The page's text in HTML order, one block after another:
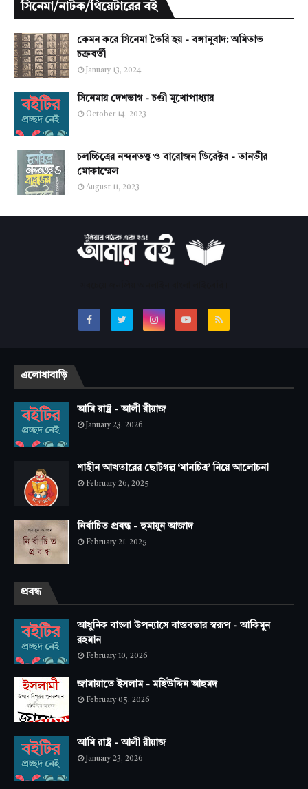
সিনেমা/নাটক/থিয়েটারের বই
কেমন করে সিনেমা তৈরি হয় - বঙ্গানুবাদ: অমিতাভ
চক্রবর্তী
January 13, 2024
সিনেমায় দেশভাগ - চণ্ডী মুখোপাধ্যায়
October 14, 2023
চলচ্চিত্রের নন্দনতত্ত্ব ও বারোজন ডিরেক্টর - তানভীর
মোকাম্মেল
August 11, 2023
এলোধাবাড়ি
আমি রাষ্ট্র - আলী রীয়াজ
January 23, 2026
শাহীন আখতারের ছোটগল্প ‘মানচিত্র’ নিয়ে আলোচনা
February 26, 2025
নির্বাচিত প্রবন্ধ - হুমায়ুন আজাদ
February 21, 2025
প্রবন্ধ
আধুনিক বাংলা উপন্যাসে বাস্তবতার স্বরূপ - আকিমুন
রহমান
February 10, 2026
জামায়াতে ইসলাম - মহিউদ্দিন আহমদ
February 05, 2026
আমি রাষ্ট্র - আলী রীয়াজ
January 23, 2026